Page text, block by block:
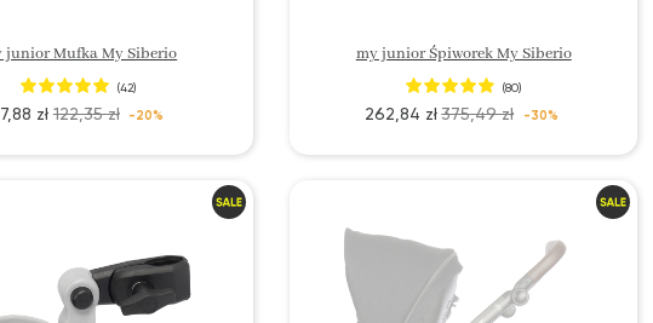
junior Mufka My Siberio
(42)
zł 122,35 zł -20%
my junior Śpiworek My Siberio
(80)
262,84 zł 375,49 zł -30%